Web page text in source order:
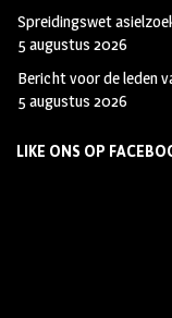
Spreidingswet
5 augustus 2026
Bericht voor de leden
5 augustus 2026
LIKE ONS OP